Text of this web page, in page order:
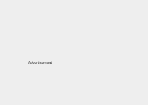
Advertisement